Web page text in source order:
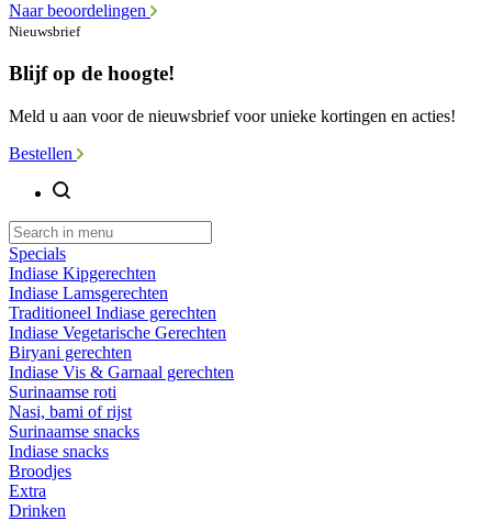
Naar beoordelingen
Nieuwsbrief
Blijf op de hoogte!
Meld u aan voor de nieuwsbrief voor unieke kortingen en acties!
Bestellen
Specials
Indiase Kipgerechten
Indiase Lamsgerechten
Traditioneel Indiase gerechten
Indiase Vegetarische Gerechten
Biryani gerechten
Indiase Vis & Garnaal gerechten
Surinaamse roti
Nasi, bami of rijst
Surinaamse snacks
Indiase snacks
Broodjes
Extra
Drinken